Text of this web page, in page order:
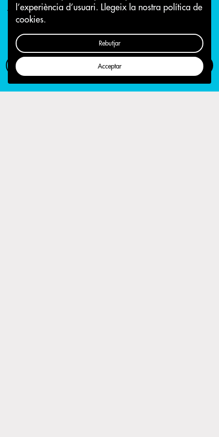
l’experiència d’usuari. Llegeix la nostra política de
cookies.
Rebutjar
Acceptar
12 d'abril 2018
Com participar Campanya